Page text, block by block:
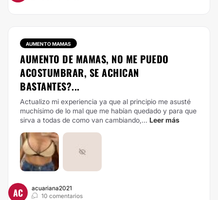
AUMENTO MAMAS
AUMENTO DE MAMAS, NO ME PUEDO
ACOSTUMBRAR, SE ACHICAN
BASTANTES?...
Actualizo mi experiencia ya que al principio me asusté
muchísimo de lo mal que me habían quedado y para que
sirva a todas de como van cambiando,... Leer más
AC
acuariana2021
10 comentarios